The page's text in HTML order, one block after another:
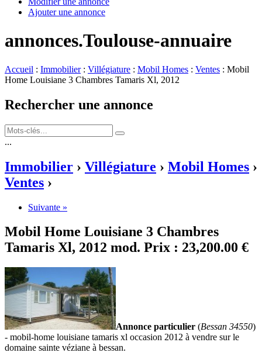
Ajouter une annonce
annonces.Toulouse-annuaire
Accueil : Immobilier: Villégiature : Mobil Homes : Ventes : Mobil
Home Louisiane 3 Chambres Tamaris Xl, 2012
Rechercher une annonce
...
Immobilier › Villégiature › Mobil Homes ›
Ventes ›
Suivante »
Mobil Home Louisiane 3 Chambres
Tamaris Xl, 2012 mod. Prix : 23,200.00 €
Annonce particulier (Bessan 34550)
- mobil-home louisiane tamaris xl occasion 2012 à vendre sur le
domaine sainte véziane à bessan.